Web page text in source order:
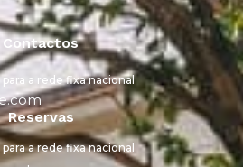
Contactos
a rede fixa nacional
Reservas
a rede fixa nacional